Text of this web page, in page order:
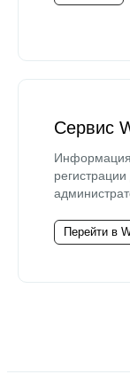
Сервис
Информация
Перейти в